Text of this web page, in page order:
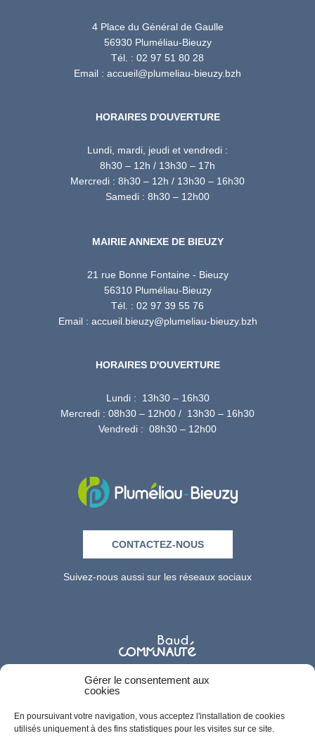
Gérer le consentement aux
cookies
En poursuivant votre navigation, vous acceptez l'installation de cookies
utilisés uniquement à des fins statistiques pour les visites sur ce site.
4 Place du Général de Gaulle
56930 Pluméliau-Bieuzy
Tél. : 02 97 51 80 28
Email : accueil@plumeliau-bieuzy.bzh
HORAIRES D'OUVERTURE
Lundi, mardi, jeudi et vendredi :
8h30 – 12h / 13h30 – 17h
Mercredi : 8h30 – 12h / 13h30 – 16h30
Samedi : 8h30 – 12h00
MAIRIE ANNEXE DE BIEUZY
21 rue Bonne Fontaine - Bieuzy
56310 Pluméliau-Bieuzy
Tél. : 02 97 39 55 76
Email : accueil.bieuzy@plumeliau-bieuzy.bzh
HORAIRES D'OUVERTURE
Lundi : 13h30 – 16h30
Mercredi : 08h30 – 12h00 / 13h30 – 16h30
Vendredi : 08h30 – 12h00
CONTACTEZ-NOUS
Suivez-nous aussi sur les réseaux sociaux